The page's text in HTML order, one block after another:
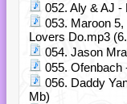
052. Aly & AJ -
053. Maroon
Lovers Do.mp3
054. Jason
055. Ofenbach
056. Daddy
Mb)